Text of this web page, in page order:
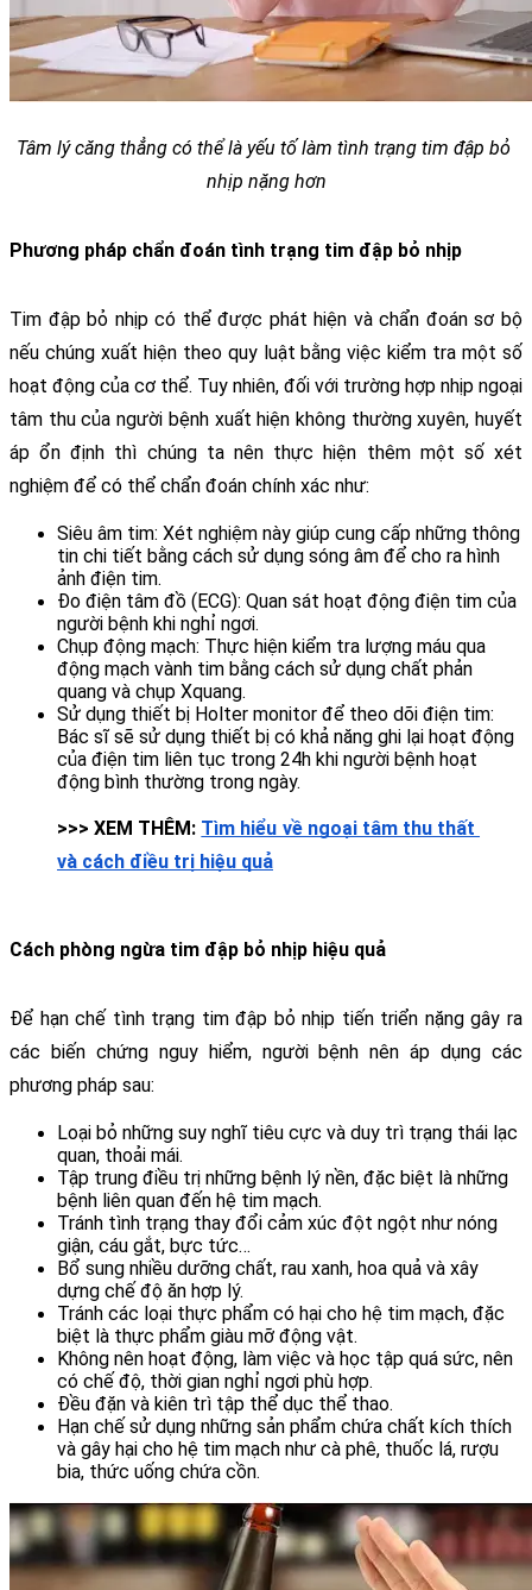
Tâm lý căng thẳng có thể là yếu tố làm tình trạng tim đập bỏ
nhịp nặng hơn
Phương pháp chẩn đoán tình trạng tim đập bỏ nhịp
Tim đập bỏ nhịp có thể được phát hiện và chẩn đoán sơ bộ
nếu chúng xuất hiện theo quy luật bằng việc kiểm tra một số
hoạt động của cơ thể. Tuy nhiên, đối với trường hợp nhịp ngoại
tâm thu của người bệnh xuất hiện không thường xuyên, huyết
áp ổn định thì chúng ta nên thực hiện thêm một số xét
nghiệm để có thể chẩn đoán chính xác như:
Siêu âm tim: Xét nghiệm này giúp cung cấp những thông
tin chi tiết bằng cách sử dụng sóng âm để cho ra hình
ảnh điện tim.
Đo điện tâm đồ (ECG): Quan sát hoạt động điện tim của
người bệnh khi nghỉ ngơi.
Chụp động mạch: Thực hiện kiểm tra lượng máu qua
động mạch vành tim bằng cách sử dụng chất phản
quang và chụp Xquang.
Sử dụng thiết bị Holter monitor để theo dõi điện tim:
Bác sĩ sẽ sử dụng thiết bị có khả năng ghi lại hoạt động
của điện tim liên tục trong 24h khi người bệnh hoạt
động bình thường trong ngày.
>>> XEM THÊM: Tìm hiểu về ngoại tâm thu thất
và cách điều trị hiệu quả
Cách phòng ngừa tim đập bỏ nhịp hiệu quả
Để hạn chế tình trạng tim đập bỏ nhịp tiến triển nặng gây ra
các biến chứng nguy hiểm, người bệnh nên áp dụng các
phương pháp sau:
Loại bỏ những suy nghĩ tiêu cực và duy trì trạng thái lạc
quan, thoải mái.
Tập trung điều trị những bệnh lý nền, đặc biệt là những
bệnh liên quan đến hệ tim mạch.
Tránh tình trạng thay đổi cảm xúc đột ngột như nóng
giận, cáu gắt, bực tức…
Bổ sung nhiều dưỡng chất, rau xanh, hoa quả và xây
dựng chế độ ăn hợp lý.
Tránh các loại thực phẩm có hại cho hệ tim mạch, đặc
biệt là thực phẩm giàu mỡ động vật.
Không nên hoạt động, làm việc và học tập quá sức, nên
có chế độ, thời gian nghỉ ngơi phù hợp.
Đều đặn và kiên trì tập thể dục thể thao.
Hạn chế sử dụng những sản phẩm chứa chất kích thích
và gây hại cho hệ tim mạch như cà phê, thuốc lá, rượu
bia, thức uống chứa cồn.